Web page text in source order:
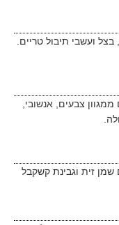
ועשבי תיבול טריים.
צבעים, אנשובי,
שמן זית וגבינת קשקבל